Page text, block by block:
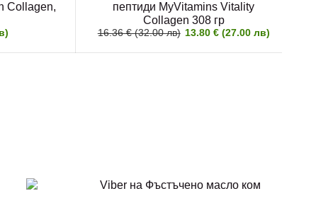
Collagen,
пептиди MyVitamins Vitality
Collagen 308 гр
16.36 € (32.00 лв) 13.80 € (27.00 лв)